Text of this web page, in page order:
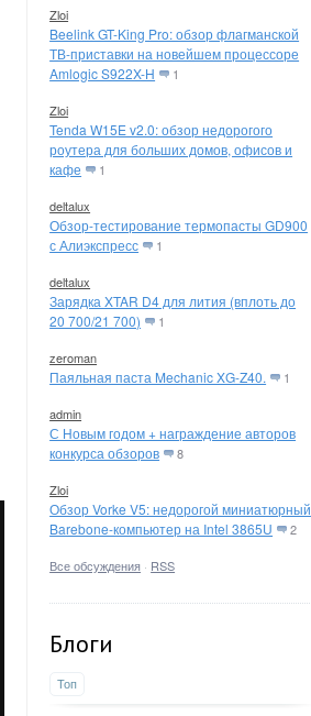
Zloi
Beelink GT-King Pro: обзор флагманской
ТВ-приставки на новейшем процессоре
Amlogic S922X-H
1
Zloi
Tenda W15E v2.0: обзор недорогого
роутера для больших домов, офисов и
кафе
1
deltalux
Обзор-тестирование термопасты GD900
с Алиэкспресс
1
deltalux
Зарядка XTAR D4 для лития (вплоть до
20 700/21 700)
1
zeroman
Паяльная паста Mechanic XG-Z40. 1
admin
С Новым годом + награждение авторов
конкурса обзоров
8
Zloi
Обзор Vorke V5: недорогой миниатюрный
Barebone-компьютер на Intel 3865U
2
Все обсуждения · RSS
Блоги
Топ